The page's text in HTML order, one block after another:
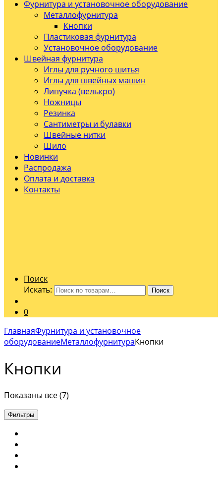
Фурнитура и установочное оборудование
Металлофурнитура
Кнопки
Пластиковая фурнитура
Установочное оборудование
Швейная фурнитура
Иглы для ручного шитья
Иглы для швейных машин
Липучка (велькро)
Ножницы
Резинка
Сантиметры и булавки
Швейные нитки
Шило
Новинки
Распродажа
Оплата и доставка
Контакты
Поиск
Искать:
Поиск
0
ГлавнаяФурнитура и установочное
оборудованиеМеталлофурнитураКнопки
Кнопки
Показаны все (7)
Фильтры